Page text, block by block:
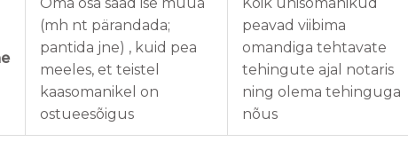
(mh nt pärandada;
pantida jne) , kuid pea
meeles, et teistel
kaasomanikel on
ostueesõigus
peavad viibima
omandiga tehtavate
tehingute ajal notaris
ning olema tehinguga
nõus